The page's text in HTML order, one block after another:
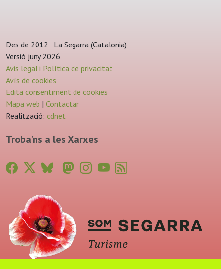
Des de 2012 · La Segarra (Catalonia)
Versió juny 2026
Avis legal i Política de privacitat
Avís de cookies
Edita consentiment de cookies
Mapa web | Contactar
Realització: cdnet
Troba'ns a les Xarxes